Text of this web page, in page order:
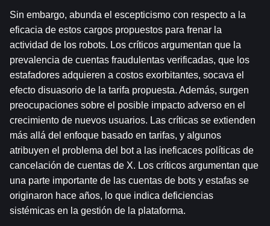
Sin embargo, abunda el escepticismo con respecto a la
eficacia de estos cargos propuestos para frenar la
actividad de los robots. Los críticos argumentan que la
prevalencia de cuentas fraudulentas verificadas, que los
estafadores adquieren a costos exorbitantes, socava el
efecto disuasorio de la tarifa propuesta. Además, surgen
preocupaciones sobre el posible impacto adverso en el
crecimiento de nuevos usuarios. Las críticas se extienden
más allá del enfoque basado en tarifas, y algunos
atribuyen el problema del bot a las ineficaces políticas de
cancelación de cuentas de X. Los críticos argumentan que
una parte importante de las cuentas de bots y estafas se
originaron hace años, lo que indica deficiencias
sistémicas en la gestión de la plataforma.